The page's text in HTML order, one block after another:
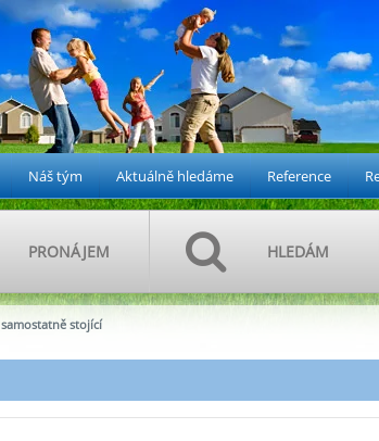
Náš tým Aktuálně hledáme Reference
PRONÁJEM HLEDÁM
samostatně stojící